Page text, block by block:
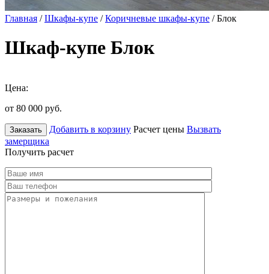
Главная /Шкафы-купе /Коричневые шкафы-купе / Блок
Шкаф-купе Блок
Цена:
от 80 000 руб.
Заказать Добавить в корзину Расчет цены Вызвать
замерщика
Получить расчет